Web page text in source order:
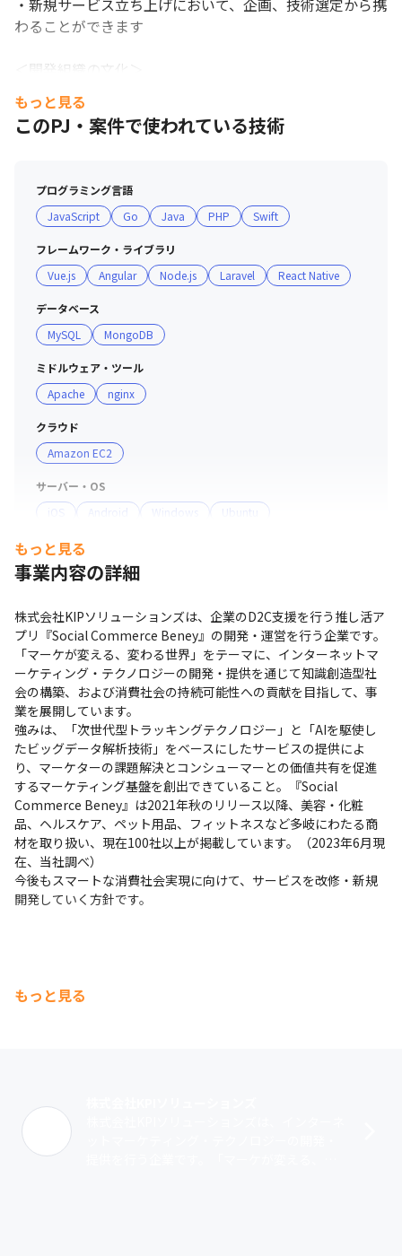
・新規サービス立ち上げにおいて、企画、技術選定から携
わることができます
＜開発組織の文化＞
・プロジェクトスタート前に、代表とエンジニア間で協議
しながら開発環境を決めています
・既存/最先端などにこだわらず、あらゆる角度から技術
【Beney開発環境】
・言語/Python, Go言語, JavaScript, Node.js, PHP8、
・フレームワーク/React Native, Flask, Angular, Laravel
・DB/MongoDB, MySQL
・クラウド/AWS, Alibaba Cloud
・OS/Mac OS, Linux(Ubuntu), Windows
・コミュニケーションツール/Slack, Teams, Zoom、
JIRA、Confluence
☆新規アプリにつきましてはUnity、Go、Pythonで開発
します。
■ 社風
・意識の高いメンバーが多く、部署の垣根を越え、社員が
一丸となり積極的に意見を出し合った結果、自分たちのア
イデアが採用され、カタチになっていきます
献し、「人がより人らしく」生きる、豊かで明るい未来を
創造し続けます
・年齢や経験問わず、フラットな関係性が築けています
・創造性と革新性を大切にしているため、すべてのメンバ
ーがアイデアを出し、自ら行動しています
もっと見る
このPJ・案件で使われている技術
プログラミング言語
JavaScript
Go Java PHP Swift
フレームワーク・ライブラリ
Vue.js
Angular Node.js Laravel React Native
データベース
MySQL
MongoDB
ミドルウェア・ツール
Apache
nginx
クラウド
Amazon EC2
サーバー・OS
iOS
Android Windows Ubuntu
プロジェクト管理
Confluence
Slack
Zoom
その他
Xcode
Gradle VisualStudio
支給PC
現場で選択可能（Windows/Mac）
もっと見る
事業内容の詳細
株式会社KIPソリューションズは、企業のD2C支援を行う推し活ア
プリ『Social Commerce Beney』の開発・運営を行う企業です。
「マーケが変える、変わる世界」をテーマに、インターネットマ
ーケティング・テクノロジーの開発・提供を通じて知識創造型社
会の構築、および消費社会の持続可能性への貢献を目指して、事
業を展開しています。
強みは、「次世代型トラッキングテクノロジー」と「AIを駆使し
たビッグデータ解析技術」をベースにしたサービスの提供によ
り、マーケターの課題解決とコンシューマーとの価値共有を促進
するマーケティング基盤を創出できていること。『Social
Commerce Beney』は2021年秋のリリース以降、美容・化粧
品、ヘルスケア、ペット用品、フィットネスなど多岐にわたる商
材を取り扱い、現在100社以上が掲載しています。（2023年6月現
在、当社調べ）
今後もスマートな消費社会実現に向けて、サービスを改修・新規
開発していく方針です。
もっと見る